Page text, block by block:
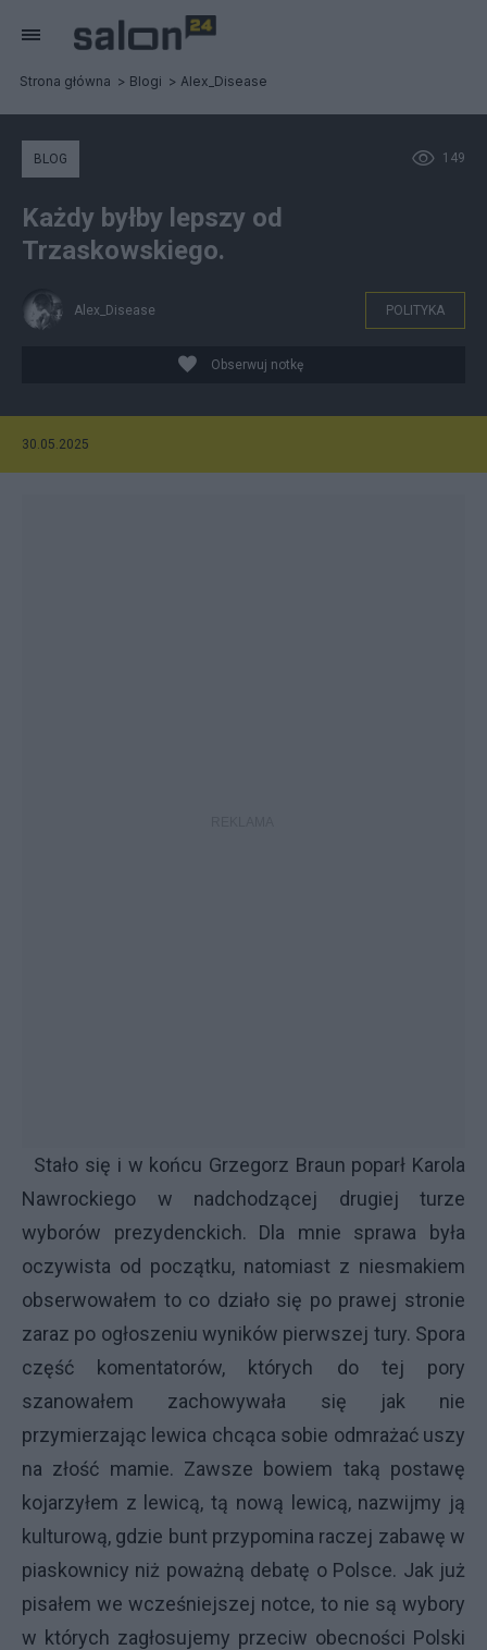
Strona główna Blogi Alex_Disease
149
BLOG
Każdy byłby lepszy od
Trzaskowskiego.
Alex_Disease POLITYKA
Obserwuj notkę
30.05.2025
Stało się i w końcu Grzegorz Braun poparł Karola
Nawrockiego w nadchodzącej drugiej turze
wyborów prezydenckich. Dla mnie sprawa była
oczywista od początku, natomiast z niesmakiem
obserwowałem to co działo się po prawej stronie
zaraz po ogłoszeniu wyników pierwszej tury. Spora
część komentatorów, których do tej pory
szanowałem zachowywała się jak nie
przymierzając lewica chcąca sobie odmrażać uszy
na złość mamie. Zawsze bowiem taką postawę
kojarzyłem z lewicą, tą nową lewicą, nazwijmy ją
kulturową, gdzie bunt przypomina raczej zabawę w
piaskownicy niż poważną debatę o Polsce. Jak już
pisałem we wcześniejszej notce, to nie są wybory
w których zagłosujemy przeciw obecności Polski